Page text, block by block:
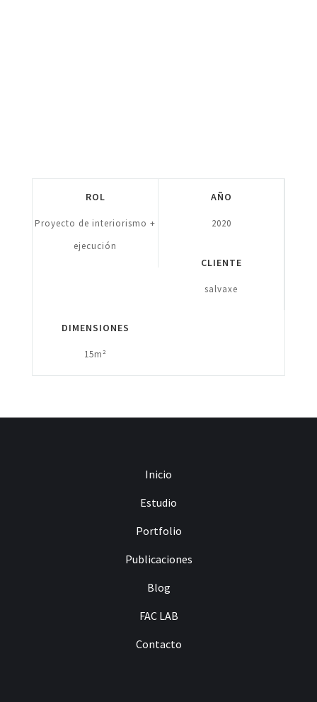
ROL
Proyecto de interiorismo +
ejecución
AÑO
2020
CLIENTE
salvaxe
DIMENSIONES
15m²
Inicio
Estudio
Portfolio
Publicaciones
Blog
FAC LAB
Contacto